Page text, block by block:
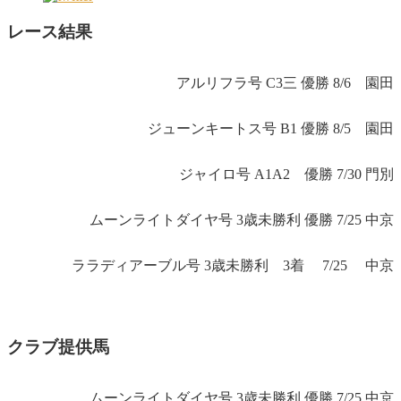
レース結果
アルリフラ号 C3三 優勝 8/6 園田
ジューンキートス号 B1 優勝 8/5 園田
ジャイロ号 A1A2 優勝 7/30 門別
ムーンライトダイヤ号 3歳未勝利 優勝 7/25 中京
ララディアーブル号 3歳未勝利 3着 7/25 中京
クラブ提供馬
ムーンライトダイヤ号 3歳未勝利 優勝 7/25 中京